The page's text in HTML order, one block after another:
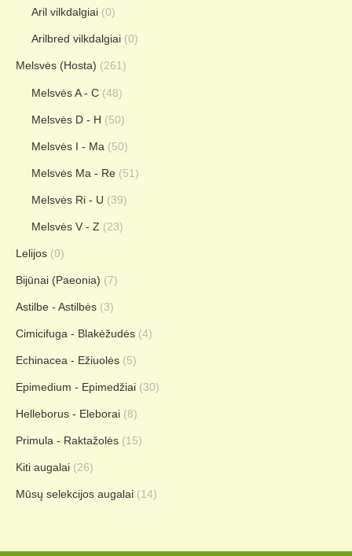
Aril vilkdalgiai (0)
Arilbred vilkdalgiai (0)
Melsvės (Hosta) (261)
Melsvės A - C (48)
Melsvės D - H (50)
Melsvės I - Ma (50)
Melsvės Ma - Re (51)
Melsvės Ri - U (39)
Melsvės V - Z (23)
Lelijos (0)
Bijūnai (Paeonia) (7)
Astilbe - Astilbės (3)
Cimicifuga - Blakėžudės (4)
Echinacea - Ežiuolės (5)
Epimedium - Epimedžiai (30)
Helleborus - Eleborai (8)
Primula - Raktažolės (15)
Kiti augalai (26)
Mūsų selekcijos augalai (14)